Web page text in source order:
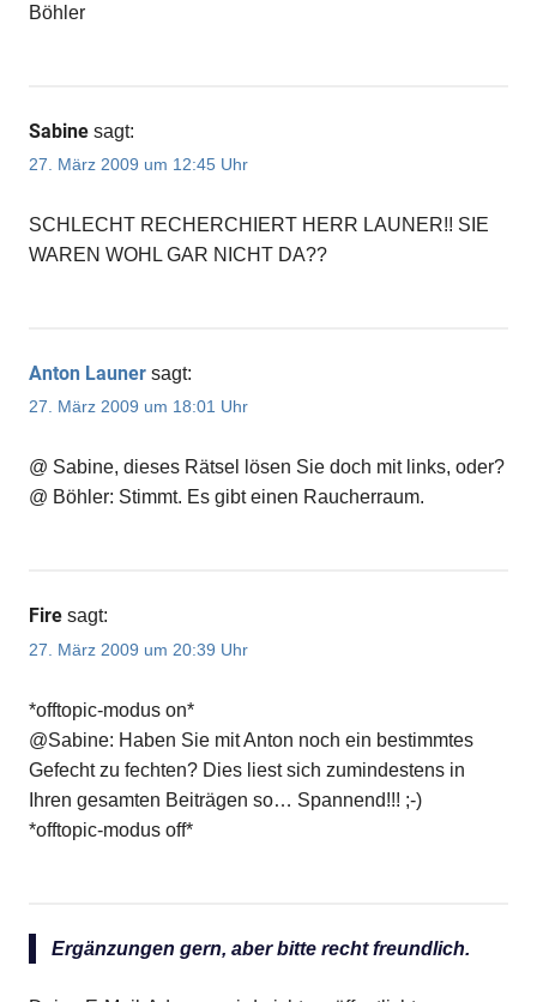
Böhler
Sabine sagt:
27. März 2009 um 12:45 Uhr
SCHLECHT RECHERCHIERT HERR LAUNER!! SIE
WAREN WOHL GAR NICHT DA??
Anton Launer sagt:
27. März 2009 um 18:01 Uhr
@ Sabine, dieses Rätsel lösen Sie doch mit links, oder?
@ Böhler: Stimmt. Es gibt einen Raucherraum.
Fire sagt:
27. März 2009 um 20:39 Uhr
*offtopic-modus on*
@Sabine: Haben Sie mit Anton noch ein bestimmtes
Gefecht zu fechten? Dies liest sich zumindestens in
Ihren gesamten Beiträgen so… Spannend!!! ;-)
*offtopic-modus off*
Ergänzungen gern, aber bitte recht freundlich.